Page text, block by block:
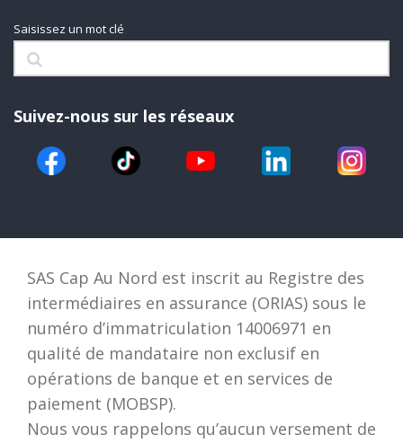
Saisissez un mot clé
Suivez-nous sur les réseaux
SAS Cap Au Nord est inscrit au Registre des
intermédiaires en assurance (ORIAS) sous le
numéro d’immatriculation 14006971 en
qualité de mandataire non exclusif en
opérations de banque et en services de
paiement (MOBSP).
Nous vous rappelons qu’aucun versement de